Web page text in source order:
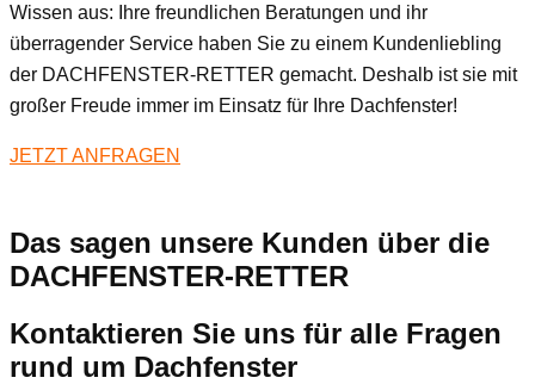
Wissen aus: Ihre freundlichen Beratungen und ihr
überragender Service haben Sie zu einem Kundenliebling
der DACHFENSTER-RETTER gemacht. Deshalb ist sie mit
großer Freude immer im Einsatz für Ihre Dachfenster!
JETZT ANFRAGEN
Das sagen unsere Kunden über die
DACHFENSTER-RETTER
Kontaktieren Sie uns für alle Fragen
rund um Dachfenster